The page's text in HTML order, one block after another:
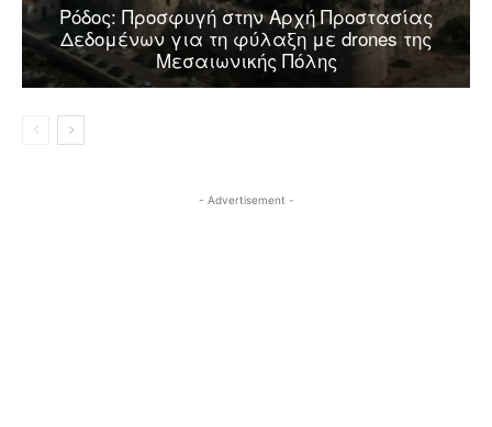
Ρόδος: Προσφυγή στην Αρχή Προστασίας
Δεδομένων για τη φύλαξη με drones της
Μεσαιωνικής Πόλης
- Advertisement -